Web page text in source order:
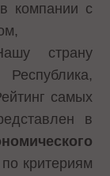
компании с
страну
самых
в
критериям